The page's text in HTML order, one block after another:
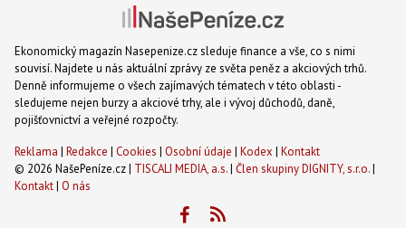
Ekonomický magazín Nasepenize.cz sleduje finance a vše, co s nimi
souvisí. Najdete u nás aktuální zprávy ze světa peněz a akciových trhů.
Denně informujeme o všech zajímavých tématech v této oblasti -
sledujeme nejen burzy a akciové trhy, ale i vývoj důchodů, daně,
pojišťovnictví a veřejné rozpočty.
Reklama | Redakce | Cookies | Osobní údaje | Kodex | Kontakt
© 2026 NašePeníze.cz | TISCALI MEDIA, a.s.| Člen skupiny DIGNITY, s.r.o.|
Kontakt| O nás